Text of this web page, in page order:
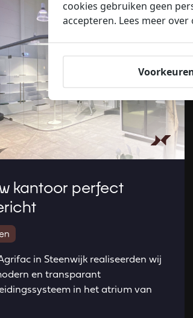
kantoor perfect
in Steenwijk realiseerden wij
en transparant
in het atrium van
cookies gebruiken geen
accepteren. Lees meer